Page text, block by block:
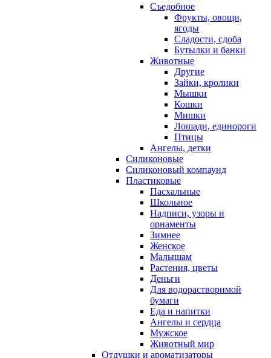
Съедобное
Фрукты, овощи,
ягоды
Сладости, сдоба
Бутылки и банки
Животные
Другие
Зайки, кролики
Мышки
Кошки
Мишки
Лошади, единороги
Птицы
Ангелы, детки
Силиконовые
Силиконовый компаунд
Пластиковые
Пасхальные
Школьное
Надписи, узоры и
орнаменты
Зимнее
Женское
Малышам
Растения, цветы
Деньги
Для водорастворимой
бумаги
Еда и напитки
Ангелы и сердца
Мужское
Животный мир
Отдушки и ароматизаторы